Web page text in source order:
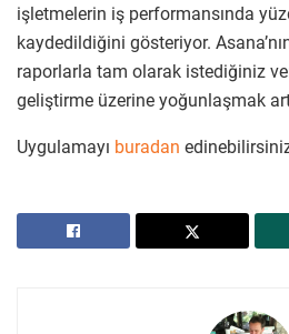
işletmelerin iş performansında
kaydedildiğini gösteriyor.
raporlarla tam olarak istediğiniz
geliştirme üzerine yoğunlaşmak
Uygulamayı buradan